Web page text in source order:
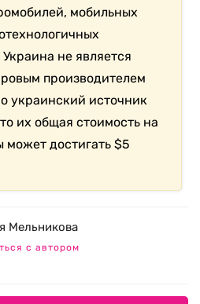
мобильных
не является
производителем
украинский источник
их общая стоимость на
может достигать $5
Мельникова
с автором